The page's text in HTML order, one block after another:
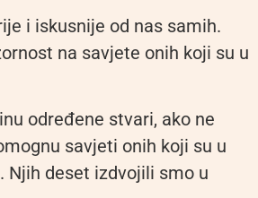
i iskusnije od nas samih.
na savjete onih koji su u
određene stvari, ako ne
savjeti onih koji su u
Njih deset izdvojili smo u